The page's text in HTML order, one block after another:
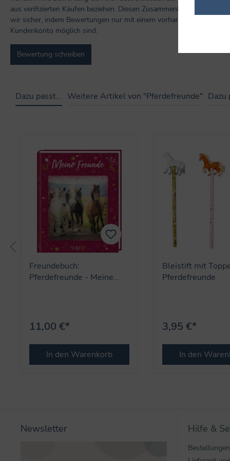
aus verifizierten Käufen beziehen. Diesen Zusammenhang stellen
wir sicher, indem Bewertungen nur mit einem vorhandenen
Kundenkonto möglich sind.
Bewertung schreiben
Dazu passt... Weitere Artikel von "Pferdefreunde" Dazu
Freundebuch:
Pferdefreunde - Meine
11,00 €*
In den Warenkorb
Bleistift mit
Pferdefreunde
3,95 €*
In den
Newsletter Hilfe &
Bestellungen